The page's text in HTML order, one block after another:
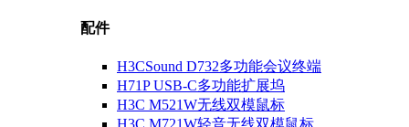
配件
H3CSound D732多功能会议终端
H71P USB-C多功能扩展坞
H3C M521W无线双模鼠标